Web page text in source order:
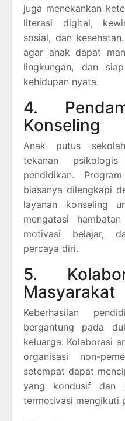
juga menekankan
literasi digital,
sosial, dan
agar anak dapat
lingkungan, dan
kehidupan nyata.
4.
Konseling
Anak putus
tekanan
pendidikan.
biasanya dilengkapi
layanan konseling
mengatasi
motivasi belajar,
percaya diri.
5.
Masyarakat
Keberhasilan
bergantung pada
keluarga. Kolaborasi
organisasi non-
setempat dapat
yang kondusif dan
termotivasi mengikuti